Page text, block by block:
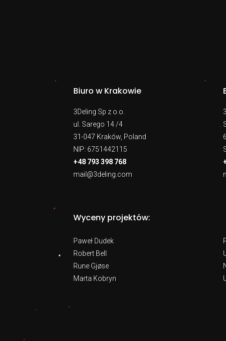
Biuro w Krakowie
3Deling Sp z o.o.
ul. Sarego 14 /4
31-047 Kraków, Poland
NIP: 6751442115
+48 793 398 768
mail@3deling.com
Wyceny projektów:
Paweł Dudek
Robert Bell
Rune Gjøse
Marta Kobryn